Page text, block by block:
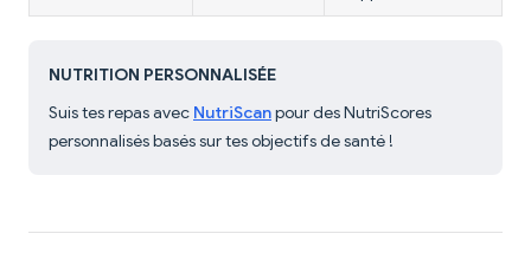
NUTRITION PERSONNALISÉE
Suis tes repas avec NutriScanpour des NutriScores
personnalisés basés sur tes objectifs de santé !